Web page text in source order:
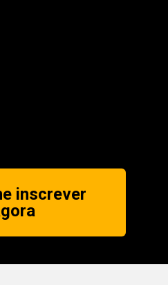
inscrever